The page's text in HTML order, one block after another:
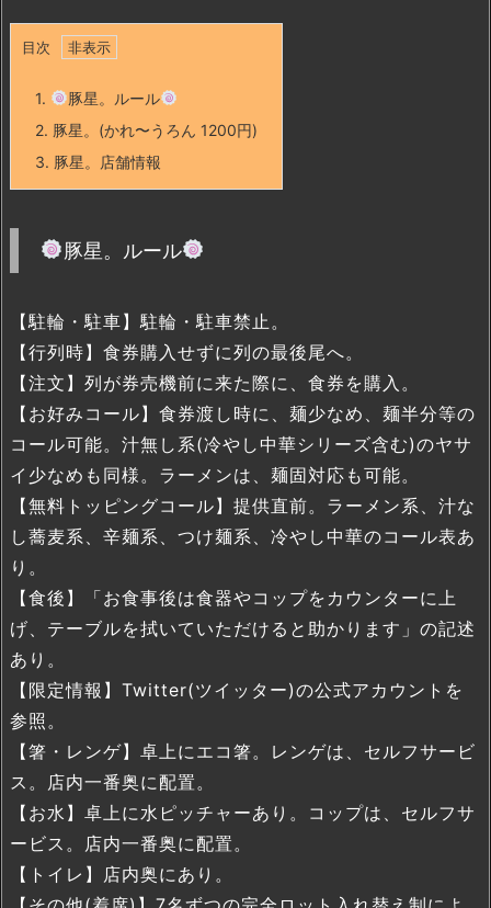
目次
1.
豚星。ルール
2. 豚星。(かれ〜うろん 1200円)
3. 豚星。店舗情報
豚星。ルール
【駐輪・駐車】駐輪・駐車禁止。
【行列時】食券購入せずに列の最後尾へ。
【注文】列が券売機前に来た際に、食券を購入。
【お好みコール】食券渡し時に、麺少なめ、麺半分等の
コール可能。汁無し系(冷やし中華シリーズ含む)のヤサ
イ少なめも同様。ラーメンは、麺固対応も可能。
【無料トッピングコール】提供直前。ラーメン系、汁な
し蕎麦系、辛麺系、つけ麺系、冷やし中華のコール表あ
り。
【食後】「お食事後は食器やコップをカウンターに上
げ、テーブルを拭いていただけると助かります」の記述
あり。
【限定情報】Twitter(ツイッター)の公式アカウントを
参照。
【箸・レンゲ】卓上にエコ箸。レンゲは、セルフサービ
ス。店内一番奥に配置。
【お水】卓上に水ピッチャーあり。コップは、セルフサ
ービス。店内一番奥に配置。
【トイレ】店内奥にあり。